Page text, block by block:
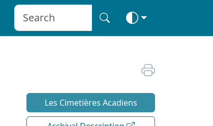
Les Cimetières Acadiens